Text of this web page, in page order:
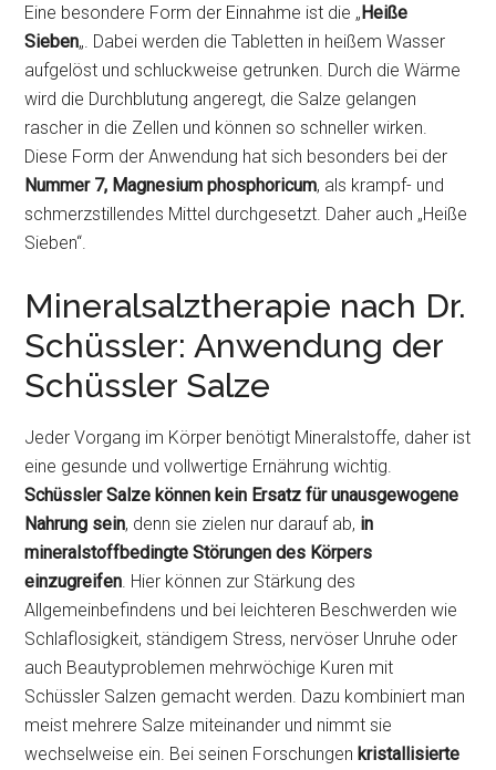
Eine besondere Form der Einnahme ist die „Heiße
Sieben„. Dabei werden die Tabletten in heißem Wasser
aufgelöst und schluckweise getrunken. Durch die Wärme
wird die Durchblutung angeregt, die Salze gelangen
rascher in die Zellen und können so schneller wirken.
Diese Form der Anwendung hat sich besonders bei der
Nummer 7, Magnesium phosphoricum, als krampf- und
schmerzstillendes Mittel durchgesetzt. Daher auch „Heiße
Sieben“.
Mineralsalztherapie nach Dr.
Schüssler: Anwendung der
Schüssler Salze
Jeder Vorgang im Körper benötigt Mineralstoffe, daher ist
eine gesunde und vollwertige Ernährung wichtig.
Schüssler Salze können kein Ersatz für unausgewogene
Nahrung sein, denn sie zielen nur darauf ab, in
mineralstoffbedingte Störungen des Körpers
einzugreifen. Hier können zur Stärkung des
Allgemeinbefindens und bei leichteren Beschwerden wie
Schlaflosigkeit, ständigem Stress, nervöser Unruhe oder
auch Beautyproblemen mehrwöchige Kuren mit
Schüssler Salzen gemacht werden. Dazu kombiniert man
meist mehrere Salze miteinander und nimmt sie
wechselweise ein. Bei seinen Forschungenkristallisierte